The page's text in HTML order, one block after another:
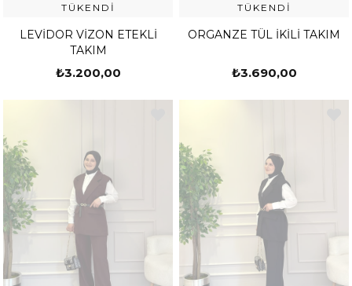
TÜKENDI
LEVİDOR VİZON ETEKLİ
TAKIM
₺3.200,00
TÜKENDI
ORGANZE TÜL İKİLİ TAKIM
₺3.690,00